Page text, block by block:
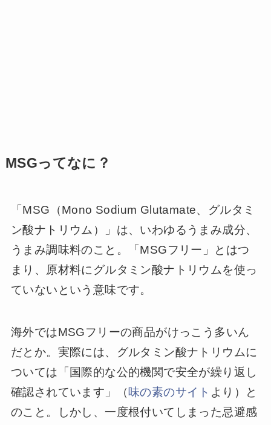
MSGってなに？
「MSG（Mono Sodium Glutamate、グルタミ
ン酸ナトリウム）」は、いわゆるうまみ成分、
うまみ調味料のこと。「MSGフリー」とはつ
まり、原材料にグルタミン酸ナトリウムを使っ
ていないという意味です。
海外ではMSGフリーの商品がけっこう多いん
だとか。実際には、グルタミン酸ナトリウムに
ついては「国際的な公的機関で安全が繰り返し
確認されています」（味の素のサイト より）と
のこと。しかし、一度根付いてしまった忌避感